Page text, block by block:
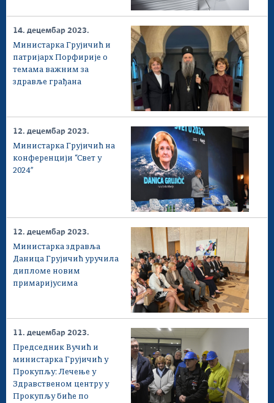
14. децембар 2023.
Министарка Грујичић и
патријарх Порфирије о
темама важним за
здравље грађана
12. децембар 2023.
Министарка Грујичић на
конференцији “Свет у
2024”
12. децембар 2023.
Министарка здравља
Даница Грујичић уручила
дипломе новим
примаријусима
11. децембар 2023.
Председник Вучић и
министарка Грујичић у
Прокупљу: Лечење у
Здравственом центру у
Прокупљу биће по